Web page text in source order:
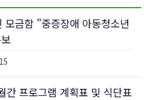
모금함 "중증장애 아동청소년
간 프로그램 계획표 및 식단표